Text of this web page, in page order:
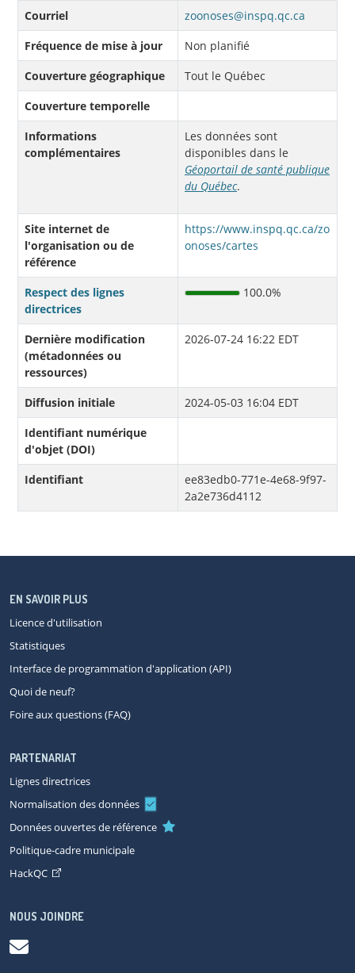
Courriel
zoonoses@inspq.qc.ca
Fréquence de mise à jour
Non planifié
Couverture géographique
Tout le Québec
Couverture temporelle
Informations
complémentaires
Les données sont
disponibles dans le
Géoportail de santé publique
du Québec.
Site internet de
l'organisation ou de
référence
https://www.inspq.qc.ca/zo
onoses/cartes
Respect des lignes
directrices
100.0%
Dernière modification
(métadonnées ou
ressources)
2026-07-24 16:22 EDT
Diffusion initiale
2024-05-03 16:04 EDT
Identifiant numérique
d'objet (DOI)
Identifiant
ee83edb0-771e-4e68-9f97-
2a2e736d4112
EN SAVOIR PLUS
Licence d'utilisation
Statistiques
Interface de programmation d'application (API)
Quoi de neuf?
Foire aux questions (FAQ)
PARTENARIAT
Lignes directrices
Normalisation des données
Données ouvertes de référence
Politique-cadre municipale
HackQC
NOUS JOINDRE